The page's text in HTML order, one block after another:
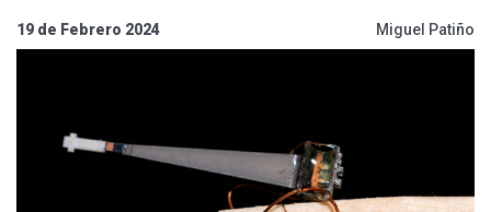
19 de Febrero 2024 Miguel Patiño